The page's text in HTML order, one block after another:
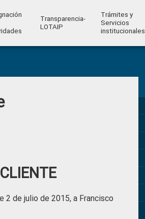
Transparencia-
LOTAIP
Trámites y
Servicios
institucionales
2 de julio de 2015, a Francisco